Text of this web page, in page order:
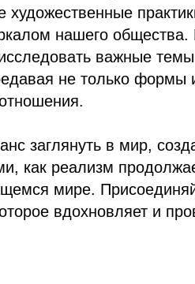
художественные
нашего
важные
не только формы
заглянуть в мир,
как реализм
мире.
вдохновляет и